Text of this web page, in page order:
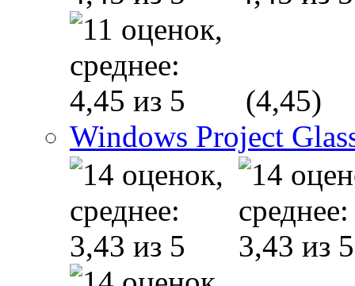
(4,45)
Windows Project